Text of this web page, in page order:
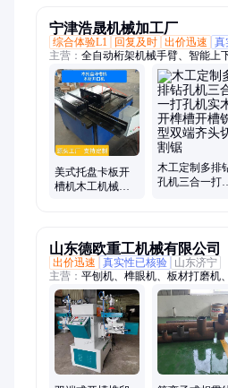
宁津浩晟机械加工厂
综合体验L1
回复及时 出价迅速 真
主营： 全自动桁架机械手臂、智能上
备、开槽机、多功能打孔设备、定制
美式托盘卡板开
槽机木工机械木
木工定制多排
孔机三合一打
山东德欧重工机械有限公司
出价迅速
真实性已核验
山东济宁
主营： 平刨机、榫眼机、板材打磨机
木工刨铣床、木工平刨台、木工双面
表面抛光机、板材抛边机、双面压刨
机、定量罐装机、砂带打磨机、包装
纸箱打包机、三合一台刨机、薄膜袋
洁球缠绕机、数控管材旋割机、瞬间